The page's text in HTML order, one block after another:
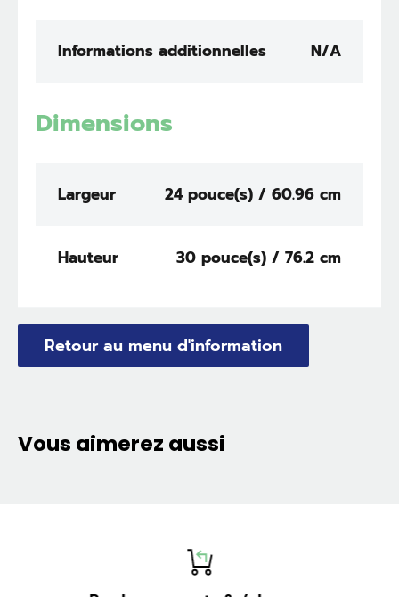
Informations additionnelles N/A
Dimensions
Largeur 24 pouce(s) / 60.96 cm
Hauteur 30 pouce(s) / 76.2 cm
Retour au menu d'information
Vous aimerez aussi